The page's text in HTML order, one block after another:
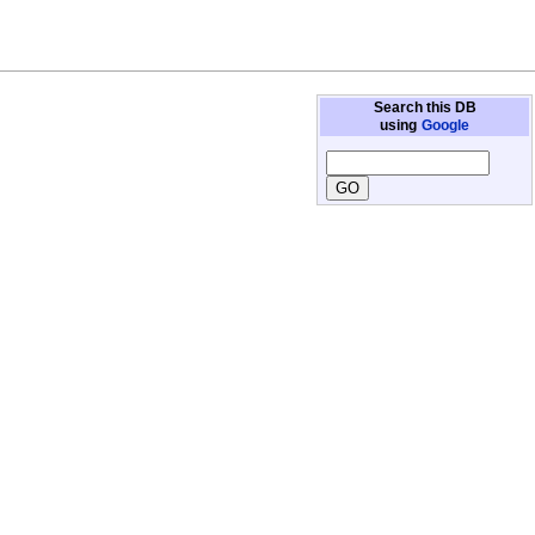
Search this DB
using Google